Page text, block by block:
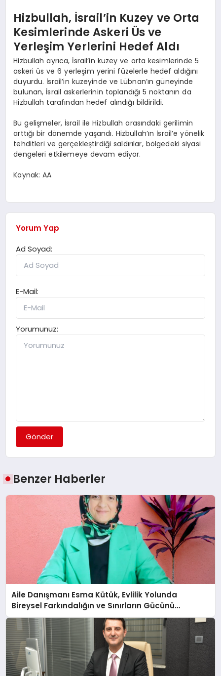
Hizbullah, İsrail’in Kuzey ve Orta
Kesimlerinde Askeri Üs ve
Yerleşim Yerlerini Hedef Aldı
Hizbullah ayrıca, İsrail’in kuzey ve orta kesimlerinde 5
askeri üs ve 6 yerleşim yerini füzelerle hedef aldığını
duyurdu. İsrail’in kuzeyinde ve Lübnan’ın güneyinde
bulunan, İsrail askerlerinin toplandığı 5 noktanın da
Hizbullah tarafından hedef alındığı bildirildi.
Bu gelişmeler, İsrail ile Hizbullah arasındaki gerilimin
arttığı bir dönemde yaşandı. Hizbullah’ın İsrail’e yönelik
tehditleri ve gerçekleştirdiği saldırılar, bölgedeki siyasi
dengeleri etkilemeye devam ediyor.
Kaynak: AA
Yorum Yap
Ad Soyad:
E-Mail:
Yorumunuz:
Gönder
Benzer Haberler
Aile Danışmanı Esma Kütük, Evlilik Yolunda
Bireysel Farkındalığın ve Sınırların Gücünü
Anlatıyor